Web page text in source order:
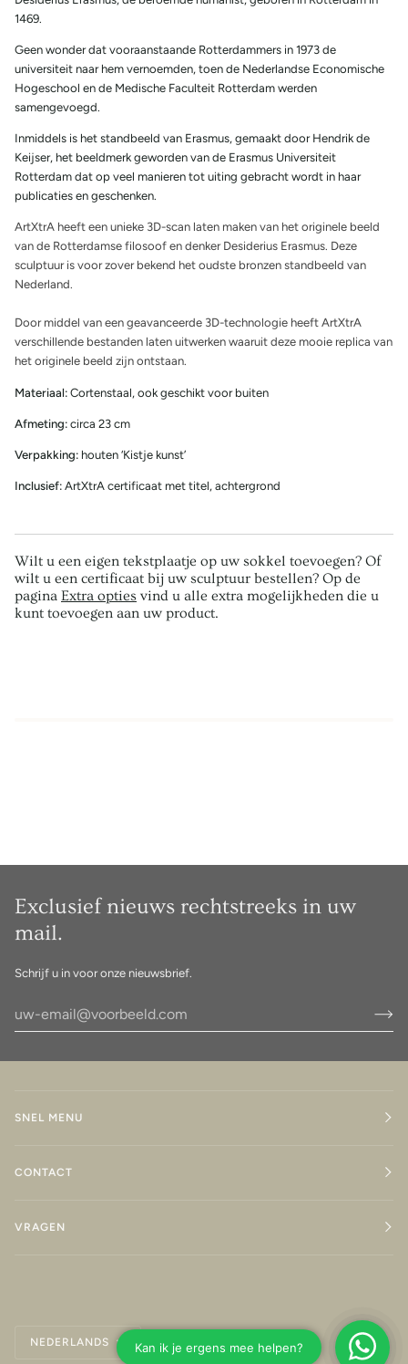
1469.
Geen wonder dat vooraanstaande Rotterdammers in 1973 de
universiteit naar hem vernoemden, toen de Nederlandse Economische
Hogeschool en de Medische Faculteit Rotterdam werden
samengevoegd.
Inmiddels is het standbeeld van Erasmus, gemaakt door Hendrik de
Keijser, het beeldmerk geworden van de Erasmus Universiteit
Rotterdam dat op veel manieren tot uiting gebracht wordt in haar
publicaties en geschenken.
ArtXtrA heeft een unieke 3D-scan laten maken van het originele beeld
van de Rotterdamse filosoof en denker Desiderius Erasmus. Deze
sculptuur is voor zover bekend het oudste bronzen standbeeld van
Nederland.
Door middel van een geavanceerde 3D-technologie heeft ArtXtrA
verschillende bestanden laten uitwerken waaruit deze mooie replica van
het originele beeld zijn ontstaan.
Materiaal: Cortenstaal, ook geschikt voor buiten
Afmeting: circa 23 cm
Verpakking: houten ‘Kistje kunst’
Inclusief: ArtXtrA certificaat met titel, achtergrond
Wilt u een eigen tekstplaatje op uw sokkel toevoegen? Of
wilt u een certificaat bij uw sculptuur bestellen? Op de
pagina Extra opties vind u alle extra mogelijkheden die u
kunt toevoegen aan uw product.
Exclusief nieuws rechtstreeks in uw
mail.
Schrijf u in voor onze nieuwsbrief.
SNEL MENU
CONTACT
VRAGEN
Taal
NEDERLANDS